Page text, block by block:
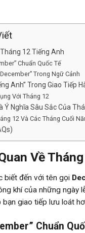
12 Tiếng Anh
Chuẩn Quốc Tế
Trong Ngữ Cảnh
Anh” Trong Giao Tiếp
Với Tháng 12
Ý Nghĩa Sâu Sắc Của
12 Và Các Tháng Cuối
Về
biết đến với tên gọi
khí của những ngày
bạn giao tiếp lưu loát
Chuẩn